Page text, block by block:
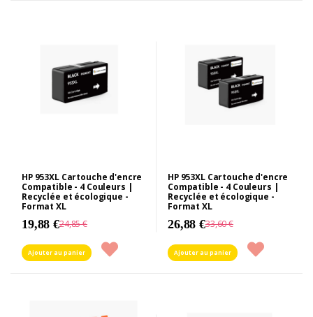
HP 953XL Cartouche d'encre
Compatible - 4 Couleurs |
Recyclée et écologique -
Format XL
19,88 €24,85 €
Ajouter au panier
HP 953XL Cartouche d'encre
Compatible - 4 Couleurs |
Recyclée et écologique -
Format XL
26,88 €33,60 €
Ajouter au panier